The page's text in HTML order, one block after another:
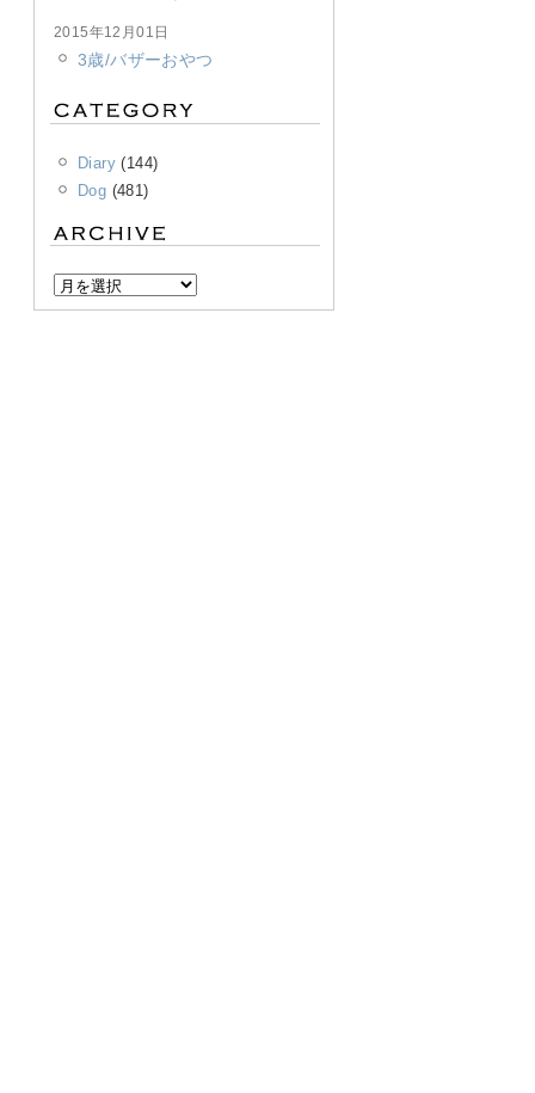
2015年12月01日
3歳/バザーおやつ
Diary(144)
Dog (481)